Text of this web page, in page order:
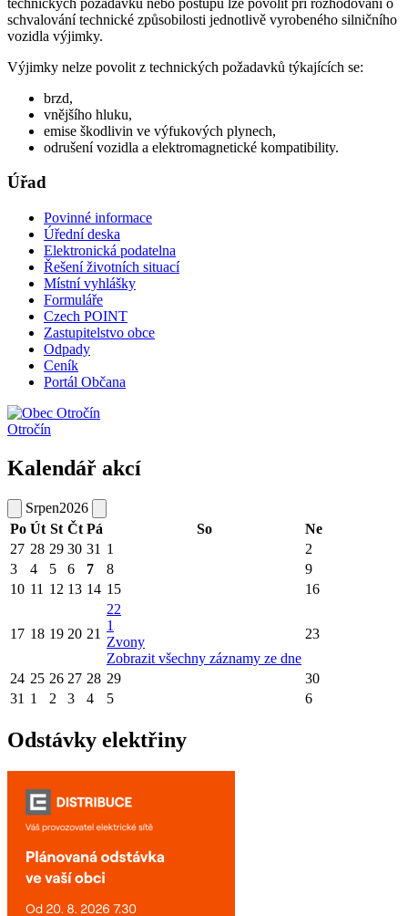
schvalování technické způsobilosti jednotlivě vyrobeného silničního
vozidla výjimky.
Výjimky nelze povolit z technických požadavků týkajících se:
brzd,
vnějšího hluku,
emise škodlivin ve výfukových plynech,
odrušení vozidla a elektromagnetické kompatibility.
Úřad
Povinné informace
Úřední deska
Elektronická podatelna
Řešení životních situací
Místní vyhlášky
Formuláře
Czech POINT
Zastupitelstvo obce
Odpady
Ceník
Portál Občana
Otročín
Kalendář akcí
Srpen2026
Po Út St Čt Pá So
Ne
27 28 29 30 31 1
2
3
4 5 6 7 8
9
10 11 12 13 14 15 16
17 18 19 20 21
22
1
Zvony
Zobrazit všechny záznamy ze dne
23
24 25 26 27 28 29
30
31 1 2 3 4 5 6
Odstávky elektřiny